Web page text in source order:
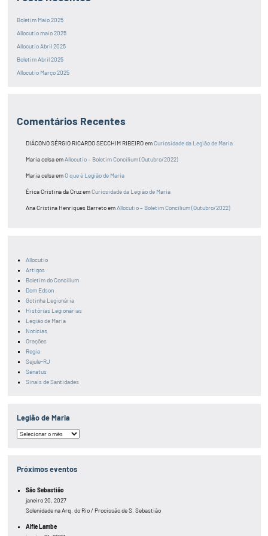
Boletim Maio 2025
Allocutio maio 2025
Allocutio Abril 2025
Boletim Abril 2025
Allocutio Março 2025
Comentários Recentes
DIÁCONO SÉRGIO RICARDO SECCHIM RIBEIROemCuriosidade da Legião de Maria
Maria celsaemAllocutio – Boletim Concilium (Outubro/2022)
Maria celsaemO que é Legião de Maria
Érica Cristina da CruzemCuriosidade da Legião de Maria
Ana Cristina Henriques BarretoemAllocutio – Boletim Concilium (Outubro/2022)
Allocutio
Artigos
Boletim do Concilium
Dom Edson
Gotinha Legionária
Histórias Legionárias
Legião de Maria
Notícias
Orações
Regia
Sejule-RJ
Senatus
Sinais de Santidades
Legião de Maria
Legião
Próximos eventos
São Sebastião
janeiro 20, 2027
Solenidade na Arq. do Rio / Procissão de S. Sebastião
Alfie Lambe